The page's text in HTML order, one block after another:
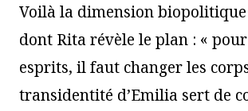
Voilà la dimension
dont Rita révèle le plan : «
esprits, il faut changer les
transidentité d’Emilia sert de